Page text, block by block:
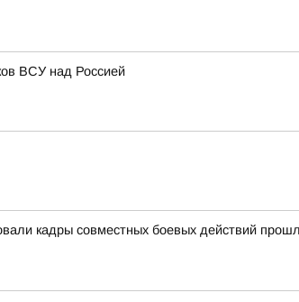
ВСУ над Россией
кадры совместных боевых действий